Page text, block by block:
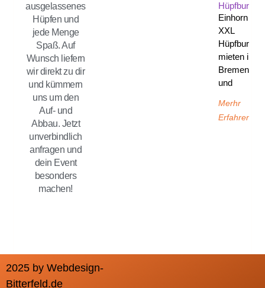
ausgelassenes
Hüpfen und
jede Menge
Spaß. Auf
Wunsch liefern
wir direkt zu dir
und kümmern
uns um den
Auf- und
Abbau. Jetzt
unverbindlich
anfragen und
dein Event
besonders
machen!
Hüpfburg
Einhorn
XXL
Hüpfburg
mieten in
Bremen
und
Merhr
Erfahren
2025 by Webdesign-
Bitterfeld.de